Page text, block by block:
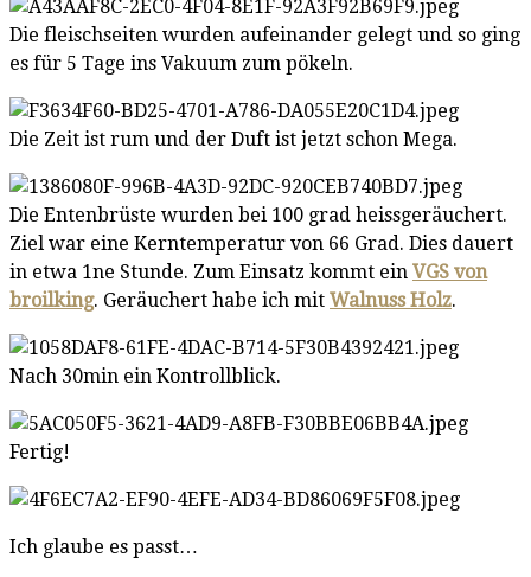
Die fleischseiten wurden aufeinander gelegt und so ging
es für 5 Tage ins Vakuum zum pökeln.
Die Zeit ist rum und der Duft ist jetzt schon Mega.
Die Entenbrüste wurden bei 100 grad heissgeräuchert.
Ziel war eine Kerntemperatur von 66 Grad. Dies dauert
in etwa 1ne Stunde. Zum Einsatz kommt ein VGS von
broilking. Geräuchert habe ich mit Walnuss Holz.
Nach 30min ein Kontrollblick.
Fertig!
Ich glaube es passt…